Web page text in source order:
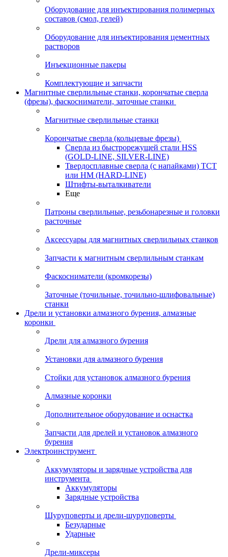
Оборудование для инъектирования полимерных
составов (смол, гелей)
Оборудование для инъектирования цементных
растворов
Инъекционные пакеры
Комплектующие и запчасти
Магнитные сверлильные станки, корончатые сверла
(фрезы), фаскосниматели, заточные станки
Магнитные сверлильные станки
Корончатые сверла (кольцевые фрезы)
Сверла из быстрорежущей стали HSS
(GOLD-LINE, SILVER-LINE)
Твердосплавные сверла (с напайками) ТСТ
или HM (HARD-LINE)
Штифты-выталкиватели
Еще
Патроны сверлильные, резьбонарезные и головки
расточные
Аксессуары для магнитных сверлильных станков
Запчасти к магнитным сверлильным станкам
Фаскосниматели (кромкорезы)
Заточные (точильные, точильно-шлифовальные)
станки
Дрели и установки алмазного бурения, алмазные
коронки
Дрели для алмазного бурения
Установки для алмазного бурения
Стойки для установок алмазного бурения
Алмазные коронки
Дополнительное оборудование и оснастка
Запчасти для дрелей и установок алмазного
бурения
Электроинструмент
Аккумуляторы и зарядные устройства для
инструмента
Аккумуляторы
Зарядные устройства
Шуруповерты и дрели-шуруповерты
Безударные
Ударные
Дрели-миксеры